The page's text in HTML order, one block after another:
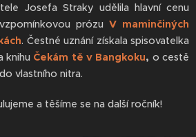
Josefa Straky udělila hlavní cenu
prózu V maminčiných
. Čestné uznání získala spisovatelka
knihu Čekám tě v Bangkoku, o cestě
vlastního nitra.
a těšíme se na další ročník!